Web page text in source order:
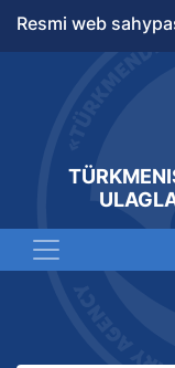
Resmi web